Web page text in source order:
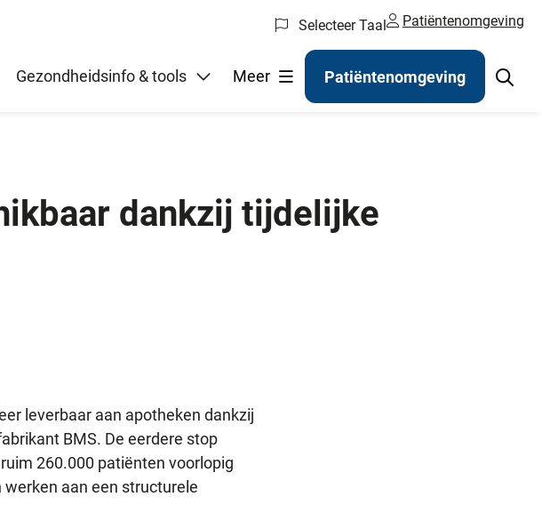
Selecteer Taal Patiëntenomgeving
Submenu: (Online) regelen
Gezondheidsinfo & tools Meer Patiëntenomgeving
dankzij tijdelijke
leverbaar aan apotheken dankzij
BMS. De eerdere stop
260.000 patiënten voorlopig
aan een structurele